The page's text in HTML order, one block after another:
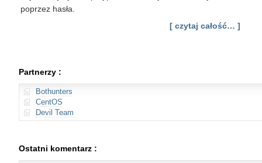
poprzez hasła.
[ czytaj całość… ]
Partnerzy :
Bothunters
CentOS
Devil Team
Ostatni komentarz :